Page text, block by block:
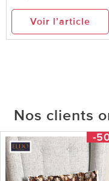
Voir l’article
Nos clients
-